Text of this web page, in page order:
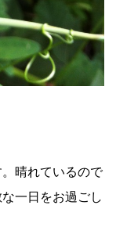
晴れているので
一日をお過ごし